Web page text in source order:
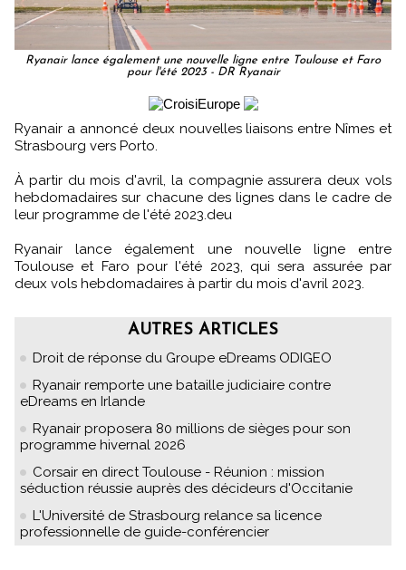
Ryanair lance également une nouvelle ligne entre Toulouse et Faro
pour l'été 2023 - DR Ryanair
Ryanair a annoncé deux nouvelles liaisons entre Nîmes et
Strasbourg vers Porto.
À partir du mois d'avril, la compagnie assurera deux vols
hebdomadaires sur chacune des lignes dans le cadre de
leur programme de l'été 2023.deu
Ryanair lance également une nouvelle ligne entre
Toulouse et Faro pour l'été 2023, qui sera assurée par
deux vols hebdomadaires à partir du mois d'avril 2023.
AUTRES ARTICLES
Droit de réponse du Groupe eDreams ODIGEO
Ryanair remporte une bataille judiciaire contre
eDreams en Irlande
Ryanair proposera 80 millions de sièges pour son
programme hivernal 2026
Corsair en direct Toulouse - Réunion : mission
séduction réussie auprès des décideurs d'Occitanie
L'Université de Strasbourg relance sa licence
professionnelle de guide-conférencier